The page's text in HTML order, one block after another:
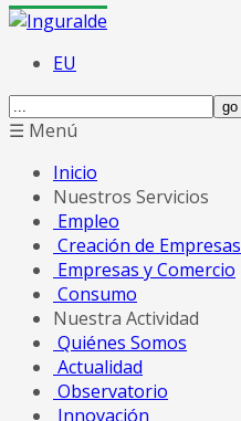
EU
☰ Menú
Inicio
Nuestros Servicios
Empleo
Creación de Empresas
Empresas y Comercio
Consumo
Nuestra Actividad
Quiénes Somos
Actualidad
Observatorio
Innovación